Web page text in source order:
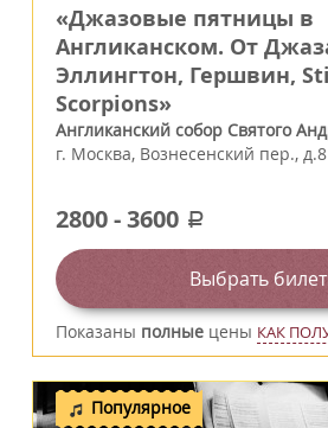
«Джазовые пятницы в
Англиканском. От
Эллингтон, Гершвин,
Scorpions»
Англиканский собор Святого
г. Москва, Вознесенский пер., д.8
2800-3600 a
Выбрать
Показаны полные цены КАК
Популярное